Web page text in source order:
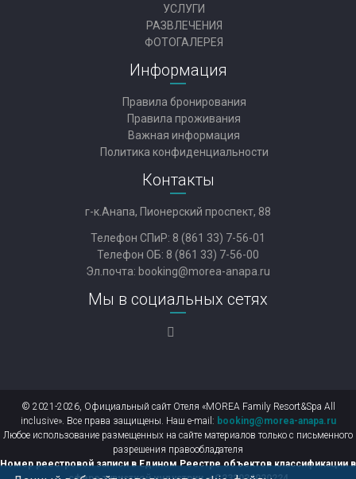
УСЛУГИ
РАЗВЛЕЧЕНИЯ
ФОТОГАЛЕРЕЯ
Информация
Правила бронирования
Правила проживания
Важная информация
Политика конфиденциальности
Контакты
г-к.Анапа, Пионерский проспект, 88
Телефон СПиР: 8 (861 33) 7-56-01
Телефон ОБ: 8 (861 33) 7-56-00
Эл.почта: booking@morea-anapa.ru
Мы в социальных сетях
© 2021-2026, Официальный сайт Отеля «MOREA Family Resort&Spa All
inclusive». Все права защищены. Наш e-mail: booking@morea-anapa.ru
Любое использование размещенных на сайте материалов только с письменного
разрешения правообладателя
Номер реестровой записи в Едином Реестре объектов классификации в